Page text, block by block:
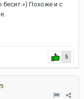
бесит.») Похоже и с
5